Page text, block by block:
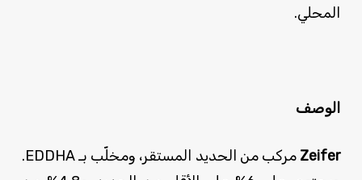
المحلي.
الوصف
Zeifer
مركب من الحديد المستقر، ومخلّب بـ EDDHA.